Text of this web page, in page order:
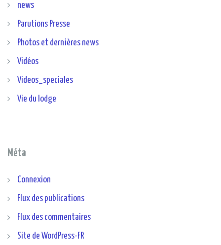
news
Parutions Presse
Photos et dernières news
Vidéos
Videos_speciales
Vie du lodge
Méta
Connexion
Flux des publications
Flux des commentaires
Site de WordPress-FR